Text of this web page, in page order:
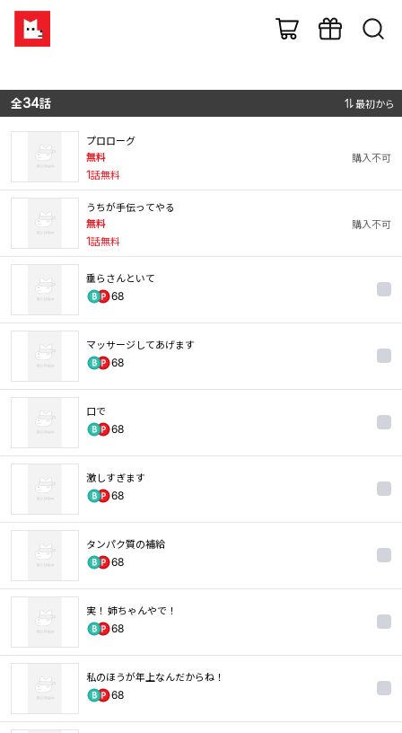
全34話 最初から
プロローグ
無料
1話無料
購入不可
うちが手伝ってやる
無料
1話無料
購入不可
垂らさんといて
68
マッサージしてあげます
68
口で
68
激しすぎます
68
タンパク質の補給
68
実！ 姉ちゃんやで！
68
私のほうが年上なんだからね！
68